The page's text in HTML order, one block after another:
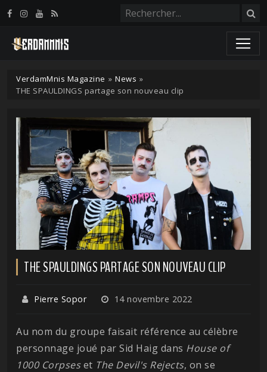
VerdamMnis Magazine » News »
THE SPAULDINGS partage son nouveau clip
THE SPAULDINGS PARTAGE SON NOUVEAU CLIP
Pierre Sopor 14 novembre 2022
Au nom du groupe faisait référence au célèbre
personnage joué par Sid Haig dans House of
1000 Corpseset The Devil's Rejects, on se
Panneau de gestion des cookies